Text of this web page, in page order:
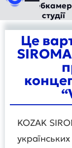
студії
Це
KOZAK